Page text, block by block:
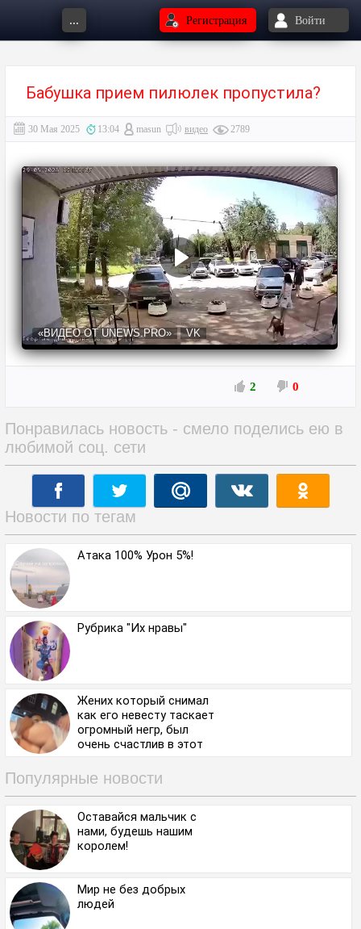
... Регистрация Войти
Бабушка прием пилюлек пропустила?
30 Мая 2025 13:04 masun видео 2789
«ВИДЕО ОТ UNEWS.PRO» VK
2 0
Понравилась новость - смело поделись ею в
любимой соц. сети
Новости по тегам
Атака 100% Урон 5%!
Рубрика "Их нравы"
Жених который снимал
как его невесту таскает
огромный негр, был
очень счастлив в этот
Популярные новости
Оставайся мальчик с
нами, будешь нашим
королем!
Мир не без добрых
людей